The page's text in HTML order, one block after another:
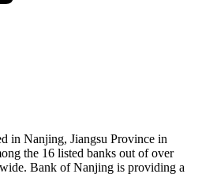
in Nanjing, Jiangsu Province in
the 16 listed banks out of over
Bank of Nanjing is providing a